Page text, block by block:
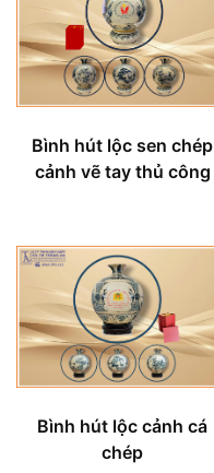
Bình hút lộc sen chép
cảnh vẽ tay thủ công
Bình hút lộc cảnh cá
chép